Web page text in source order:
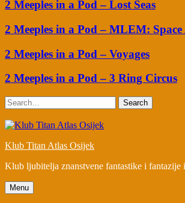
2 Meeples in a Pod – Lost Seas
2 Meeples in a Pod – MLEM: Space
2 Meeples in a Pod – Voyages
2 Meeples in a Pod – 3 Ring Circus
Search
Klub Titan Atlas Osijek
Klub ljubitelja znanstvene fantastike i fantazije
Menu